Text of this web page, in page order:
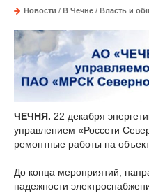
Новости / В Чечне / Власть и
ЧЕЧНЯ. 22 декабря
управлением «Россети
ремонтные работы на
До конца мероприятий,
надежности